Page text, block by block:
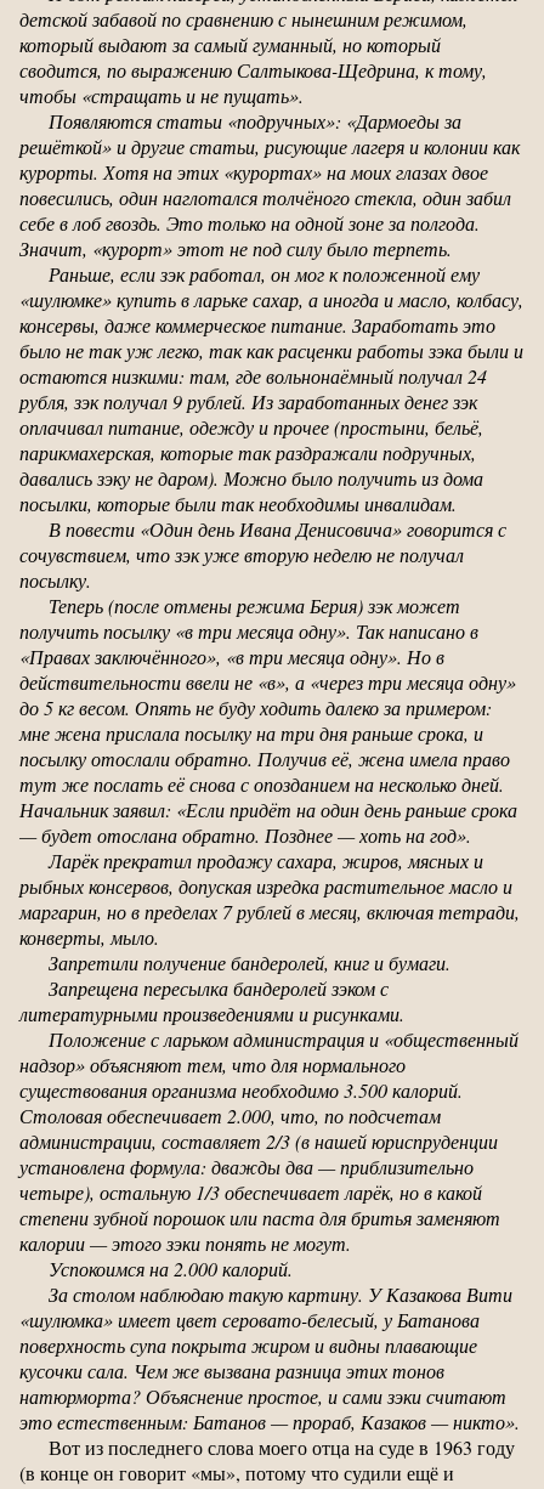
детской забавой по сравнению с нынешним режимом,
который выдают за самый гуманный, но который
сводится, по выражению Салтыкова-Щедрина, к тому,
чтобы «стращать и не пущать».
Появляются статьи «подручных»: «Дармоеды за
решёткой» и другие статьи, рисующие лагеря и колонии как
курорты. Хотя на этих «курортах» на моих глазах двое
повесились, один наглотался толчёного стекла, один забил
себе в лоб гвоздь. Это только на одной зоне за полгода.
Значит, «курорт» этот не под силу было терпеть.
Раньше, если зэк работал, он мог к положенной ему
«шулюмке» купить в ларьке сахар, а иногда и масло, колбасу,
консервы, даже коммерческое питание. Заработать это
было не так уж легко, так как расценки работы зэка были и
остаются низкими: там, где вольнонаёмный получал 24
рубля, зэк получал 9 рублей. Из заработанных денег зэк
оплачивал питание, одежду и прочее (простыни, бельё,
парикмахерская, которые так раздражали подручных,
давались зэку не даром). Можно было получить из дома
посылки, которые были так необходимы инвалидам.
В повести «Один день Ивана Денисовича» говорится с
сочувствием, что зэк уже вторую неделю не получал
посылку.
Теперь (после отмены режима Берия) зэк может
получить посылку «в три месяца одну». Так написано в
«Правах заключённого», «в три месяца одну». Но в
действительности ввели не «в», а «через три месяца одну»
до 5 кг весом. Опять не буду ходить далеко за примером:
мне жена прислала посылку на три дня раньше срока, и
посылку отослали обратно. Получив её, жена имела право
тут же послать её снова с опозданием на несколько дней.
Начальник заявил: «Если придёт на один день раньше срока
— будет отослана обратно. Позднее — хоть на год».
Ларёк прекратил продажу сахара, жиров, мясных и
рыбных консервов, допуская изредка растительное масло и
маргарин, но в пределах 7 рублей в месяц, включая тетради,
конверты, мыло.
Запретили получение бандеролей, книг и бумаги.
Запрещена пересылка бандеролей зэком с
литературными произведениями и рисунками.
Положение с ларьком администрация и «общественный
надзор» объясняют тем, что для нормального
существования организма необходимо 3.500 калорий.
Столовая обеспечивает 2.000, что, по подсчетам
администрации, составляет 2/3 (в нашей юриспруденции
установлена формула: дважды два — приблизительно
четыре), остальную 1/3 обеспечивает ларёк, но в какой
степени зубной порошок или паста для бритья заменяют
калории — этого зэки понять не могут.
Успокоимся на 2.000 калорий.
За столом наблюдаю такую картину. У Казакова Вити
«шулюмка» имеет цвет серовато-белесый, у Батанова
поверхность супа покрыта жиром и видны плавающие
кусочки сала. Чем же вызвана разница этих тонов
натюрморта? Объяснение простое, и сами зэки считают
это естественным: Батанов — прораб, Казаков — никто».
Вот из последнего слова моего отца на суде в 1963 году
(в конце он говорит «мы», потому что судили ещё и